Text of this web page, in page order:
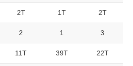
2T 1T 2T
2 1 3
11T 39T 22T